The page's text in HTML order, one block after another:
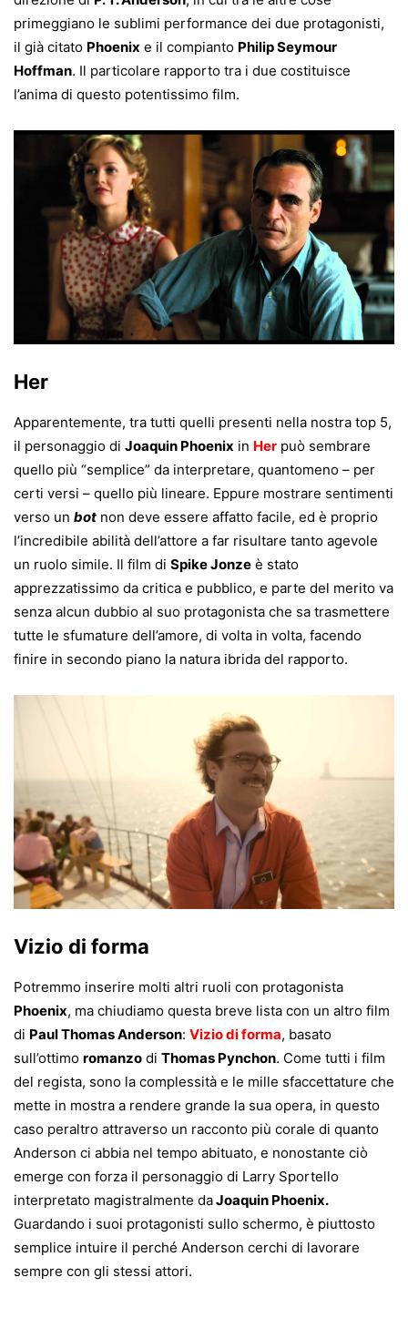
primeggiano le sublimi performance dei due protagonisti,
il già citato Phoenix e il compianto Philip Seymour
Hoffman. Il particolare rapporto tra i due costituisce
l’anima di questo potentissimo film.
Her
Apparentemente, tra tutti quelli presenti nella nostra top 5,
il personaggio di Joaquin Phoenix in Her può sembrare
quello più “semplice” da interpretare, quantomeno – per
certi versi – quello più lineare. Eppure mostrare sentimenti
verso un bot non deve essere affatto facile, ed è proprio
l’incredibile abilità dell’attore a far risultare tanto agevole
un ruolo simile. Il film di Spike Jonze è stato
apprezzatissimo da critica e pubblico, e parte del merito va
senza alcun dubbio al suo protagonista che sa trasmettere
tutte le sfumature dell’amore, di volta in volta, facendo
finire in secondo piano la natura ibrida del rapporto.
Vizio di forma
Potremmo inserire molti altri ruoli con protagonista
Phoenix, ma chiudiamo questa breve lista con un altro film
di Paul Thomas Anderson: Vizio di forma, basato
sull’ottimo romanzo di Thomas Pynchon. Come tutti i film
del regista, sono la complessità e le mille sfaccettature che
mette in mostra a rendere grande la sua opera, in questo
caso peraltro attraverso un racconto più corale di quanto
Anderson ci abbia nel tempo abituato, e nonostante ciò
emerge con forza il personaggio di Larry Sportello
interpretato magistralmente daJoaquin Phoenix.
Guardando i suoi protagonisti sullo schermo, è piuttosto
semplice intuire il perché Anderson cerchi di lavorare
sempre con gli stessi attori.